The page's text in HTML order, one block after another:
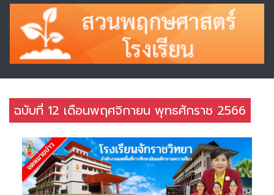
ฉบับที่ 12 เดือนพฤศจิกายน พุทธศักราช 2566